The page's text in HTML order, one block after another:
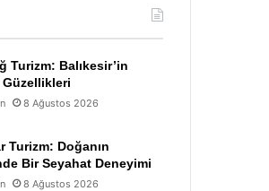
Turizm: Balıkesir’in
Güzellikleri
8 Ağustos 2026
Turizm: Doğanın
Bir Seyahat Deneyimi
8 Ağustos 2026